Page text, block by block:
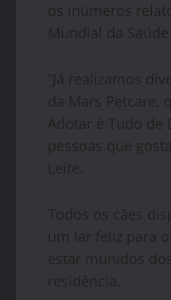
os inúmeros
Mundial da
“Já realizamos
da Mars Petcare,
Adotar é Tudo
pessoas que
Leite.
Todos os cães
um lar feliz para
estar munidos
residência.